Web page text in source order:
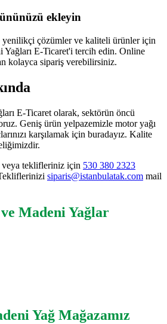
ekleyin
yenilikçi çözümler ve kaliteli ürünler için
Yağları E-Ticaret'i tercih edin. Online
kolayca sipariş verebilirsiniz.
E-Ticaret olarak, sektörün öncü
Geniş ürün yelpazemizle motor yağı
karşılamak için buradayız. Kalite
veya teklifleriniz için 530 380 2323
siparis@istanbulatak.com mail
Madeni Yağlar
Yağ Mağazamız